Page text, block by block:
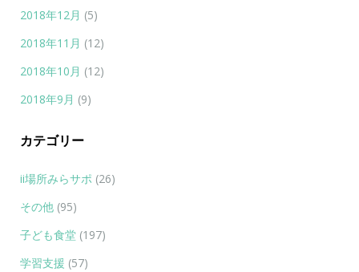
2018年12月 (5)
2018年11月 (12)
2018年10月 (12)
2018年9月 (9)
カテゴリー
ii場所みらサポ (26)
その他 (95)
子ども食堂 (197)
学習支援 (57)